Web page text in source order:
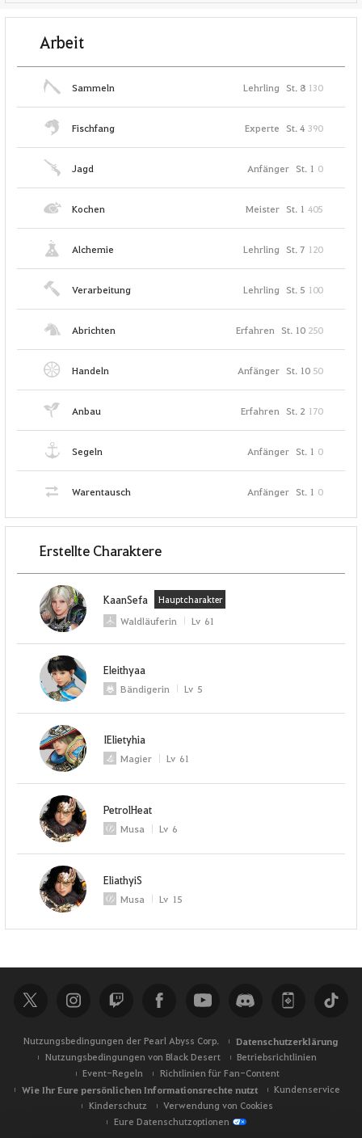
Arbeit
Sammeln Lehrling St. 8 130
Fischfang Experte St. 4 390
Jagd Anfänger St. 1 0
Kochen Meister St. 1 405
Alchemie Lehrling St. 7 120
Verarbeitung Lehrling St. 5 100
Abrichten Erfahren St. 10 250
Handeln Anfänger St. 10 50
Anbau Erfahren St. 2 170
Segeln Anfänger St. 1 0
Warentausch Anfänger St. 1 0
Erstellte Charaktere
KaanSefa Hauptcharakter
Waldläuferin Lv 61
Eleithyaa
Bändigerin Lv 5
IElietyhia
Magier Lv 61
PetrolHeat
Musa Lv 6
EliathyiS
Musa Lv 15
Nutzungsbedingungen der Pearl Abyss Corp. Datenschutzerklärung
Nutzungsbedingungen von Black Desert
Betriebsrichtlinien
Event-Regeln
Richtlinien für Fan-Content
Wie Ihr Eure persönlichen Informationsrechte nutzt
Kundenservice
Kinderschutz
Verwendung von Cookies
Eure Datenschutzoptionen